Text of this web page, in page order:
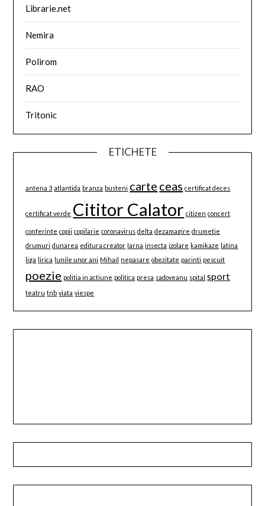
Librarie.net
Nemira
Polirom
RAO
Tritonic
ETICHETE
antena 3 atlantida branza busteni carte ceas certificat deces
certificat verde Cititor Calator citizen concert
conferinte copii copilarie coronavirus delta dezamagire drumetie
drumuri dunarea editura creator Iarna insecta izolare kamikaze latina
liga lirica lunile unor ani Mihail nepasare obezitate parinti pescuit
poezie politia in actiune politica presa sadoveanu spital sport
teatru tnb viata viespe